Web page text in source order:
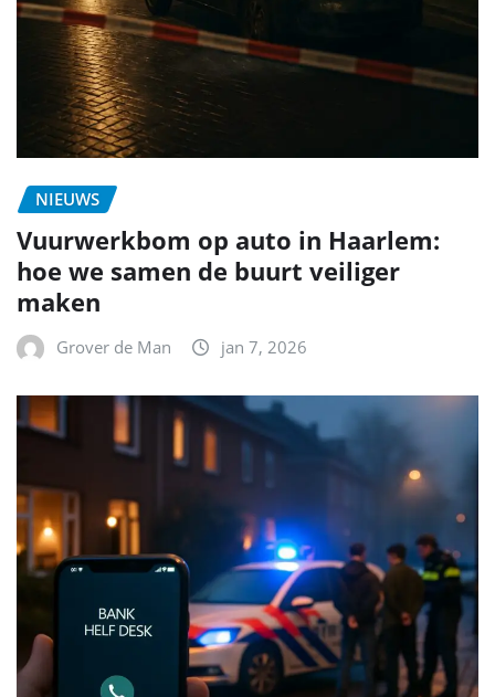
NIEUWS
Vuurwerkbom op auto in Haarlem:
hoe we samen de buurt veiliger
maken
Grover de Man jan 7, 2026